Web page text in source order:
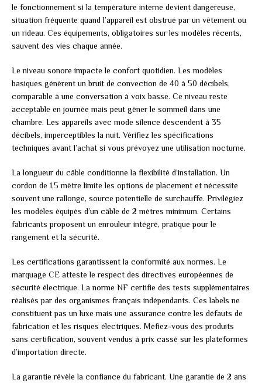
le fonctionnement si la température interne devient dangereuse,
situation fréquente quand l’appareil est obstrué par un vêtement ou
un rideau. Ces équipements, obligatoires sur les modèles récents,
sauvent des vies chaque année.
Le niveau sonore impacte le confort quotidien. Les modèles
basiques génèrent un bruit de convection de 40 à 50 décibels,
comparable à une conversation à voix basse. Ce niveau reste
acceptable en journée mais peut gêner le sommeil dans une
chambre. Les appareils avec mode silence descendent à 35
décibels, imperceptibles la nuit. Vérifiez les spécifications
techniques avant l’achat si vous prévoyez une utilisation nocturne.
La longueur du câble conditionne la flexibilité d’installation. Un
cordon de 1,5 mètre limite les options de placement et nécessite
souvent une rallonge, source potentielle de surchauffe. Privilégiez
les modèles équipés d’un câble de 2 mètres minimum. Certains
fabricants proposent un enrouleur intégré, pratique pour le
rangement et la sécurité.
Les certifications garantissent la conformité aux normes. Le
marquage CE atteste le respect des directives européennes de
sécurité électrique. La norme NF certifie des tests supplémentaires
réalisés par des organismes français indépendants. Ces labels ne
constituent pas un luxe mais une assurance contre les défauts de
fabrication et les risques électriques. Méfiez-vous des produits
sans certification, souvent vendus à prix cassé sur les plateformes
d’importation directe.
La garantie révèle la confiance du fabricant. Une garantie de 2 ans